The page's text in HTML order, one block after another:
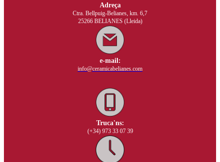
Adreça
Ctra. Bellpuig-Belianes, km. 6,7
25266 BELIANES (Lleida)
e-mail:
info@ceramicabelianes.com
Truca'ns:
(+34) 973 33 07 39